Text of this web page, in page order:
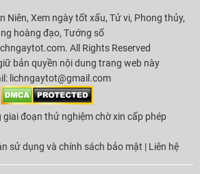
Niên, Xem ngày tốt xấu, Tử vi, Phong thủy,
hoàng đạo, Tướng số
All Rights Reserved
bản quyền nội dung trang web này
lichngaytot@gmail.com
đoạn thử nghiệm chờ xin cấp phép
sử dụng và chính sách bảo mật | Liên hệ